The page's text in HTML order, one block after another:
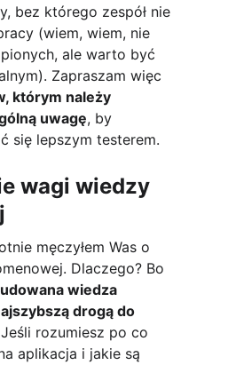
bez którego zespół nie
(wiem, wiem, nie
ale warto być
Zapraszam więc
którym należy
uwagę, by
się lepszym testerem.
wagi wiedzy
męczyłem Was o
Dlaczego? Bo
wiedza
drogą do
rozumiesz po co
aplikacja i jakie są